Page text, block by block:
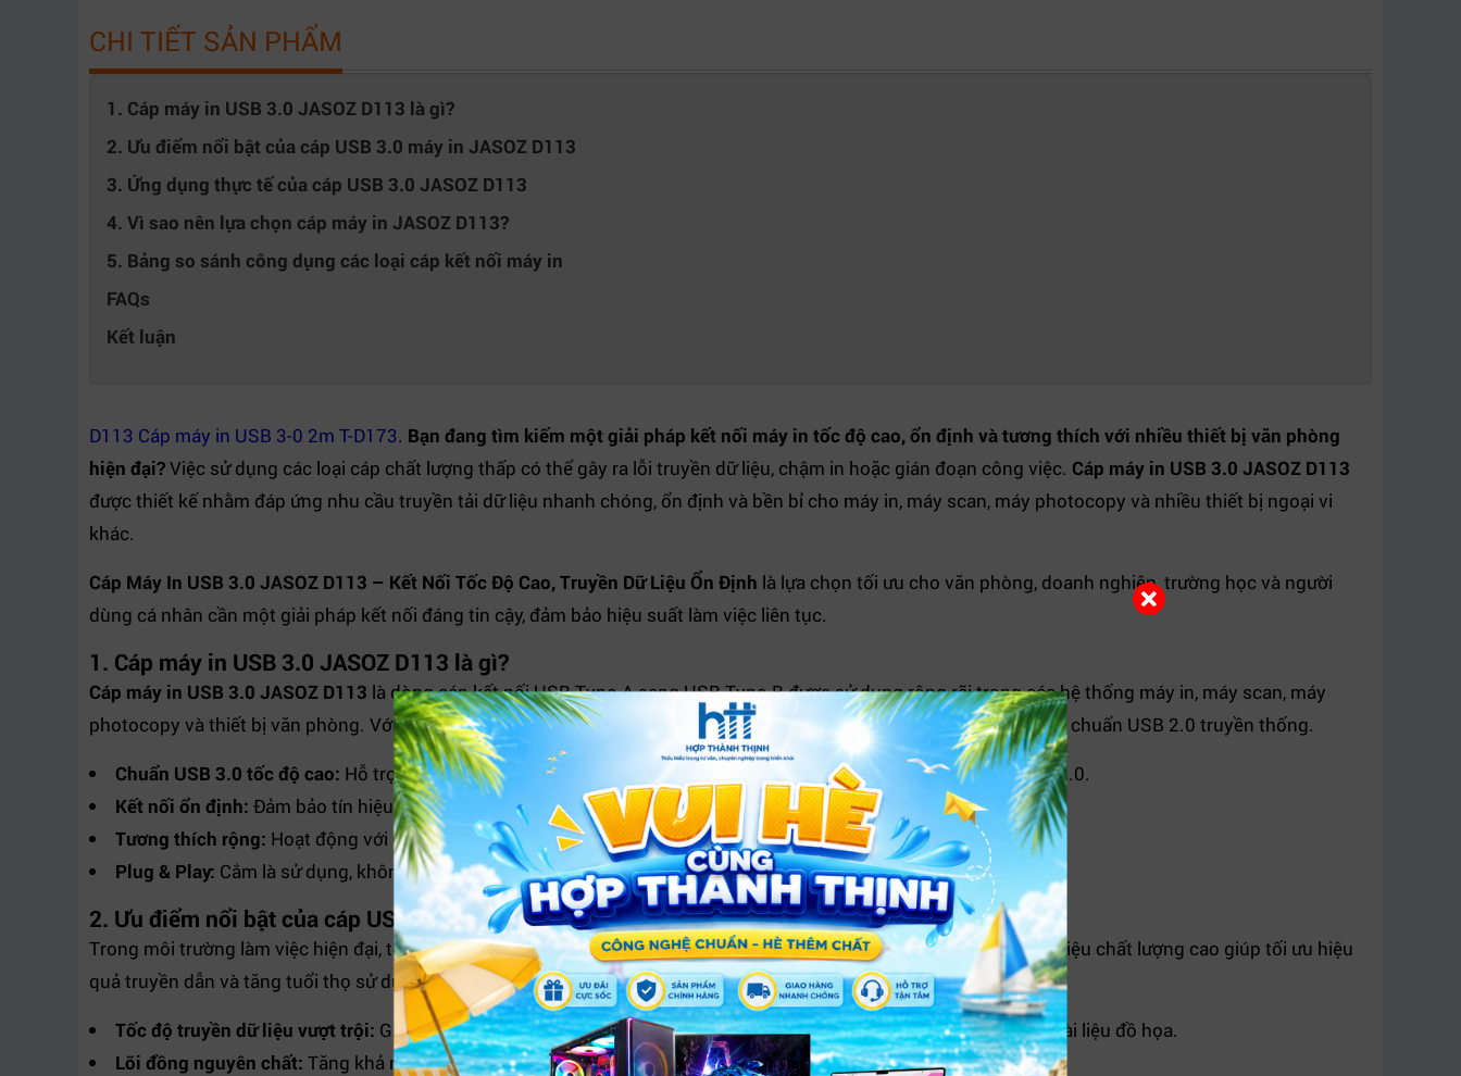
CHI TIẾT SẢN PHẨM
1. Cáp máy in USB 3.0 JASOZ D113 là gì?
2. Ưu điểm nổi bật của cáp USB 3.0 máy in JASOZ D113
3. Ứng dụng thực tế của cáp USB 3.0 JASOZ D113
4. Vì sao nên lựa chọn cáp máy in JASOZ D113?
5. Bảng so sánh công dụng các loại cáp kết nối máy in
FAQs
Kết luận
D113 Cáp máy in USB 3-0 2m T-D173. Bạn đang tìm kiếm một giải pháp kết nối máy in tốc độ cao, ổn định và tương thích với nhiều thiết bị văn phòng
hiện đại?Việc sử dụng các loại cáp chất lượng thấp có thể gây ra lỗi truyền dữ liệu, chậm in hoặc gián đoạn công việc. Cáp máy in USB 3.0 JASOZ D113
được thiết kế nhằm đáp ứng nhu cầu truyền tải dữ liệu nhanh chóng, ổn định và bền bỉ cho máy in, máy scan, máy photocopy và nhiều thiết bị ngoại vi
khác.
Cáp Máy In USB 3.0 JASOZ D113 – Kết Nối Tốc Độ Cao, Truyền Dữ Liệu Ổn Định là lựa chọn tối ưu cho văn phòng, doanh nghiệp, trường học và người
dùng cá nhân cần một giải pháp kết nối đáng tin cậy, đảm bảo hiệu suất làm việc liên tục.
1. Cáp máy in USB 3.0 JASOZ D113 là gì?
Cáp máy in USB 3.0 JASOZ D113 là dòng cáp kết nối USB Type-A sang USB Type-B được sử dụng rộng rãi trong các hệ thống máy in, máy scan, máy
photocopy và thiết bị văn phòng. Với chuẩn USB 3.0 hiện đại, sản phẩm mang lại tốc độ truyền dữ liệu vượt trội so với chuẩn USB 2.0 truyền thống.
Chuẩn USB 3.0 tốc độ cao: Hỗ trợ băng thông lên đến 5Gbps giúp truyền dữ liệu nhanh hơn nhiều lần so với USB 2.0.
Kết nối ổn định: Đảm bảo tín hiệu liên tục khi thực hiện các tác vụ in ấn hoặc quét tài liệu dung lượng lớn.
Tương thích rộng: Hoạt động với đa số máy in HP, Canon, Brother, Epson, Xerox và nhiều thiết bị khác.
Plug & Play: Cắm là sử dụng, không cần cài đặt trình điều khiển phức tạp.
2. Ưu điểm nổi bật của cáp USB 3.0 máy in JASOZ D113
Trong môi trường làm việc hiện đại, tốc độ và độ ổn định đóng vai trò quan trọng.JASOZ D113được sản xuất với vật liệu chất lượng cao giúp tối ưu hiệu
quả truyền dẫn và tăng tuổi thọ sử dụng.
Tốc độ truyền dữ liệu vượt trội: Giảm thời gian xử lý các tập tin in dung lượng lớn, hình ảnh độ phân giải cao hoặc tài liệu đồ họa.
Lõi đồng nguyên chất: Tăng khả năng dẫn truyền tín hiệu, hạn chế suy hao và giảm lỗi dữ liệu.